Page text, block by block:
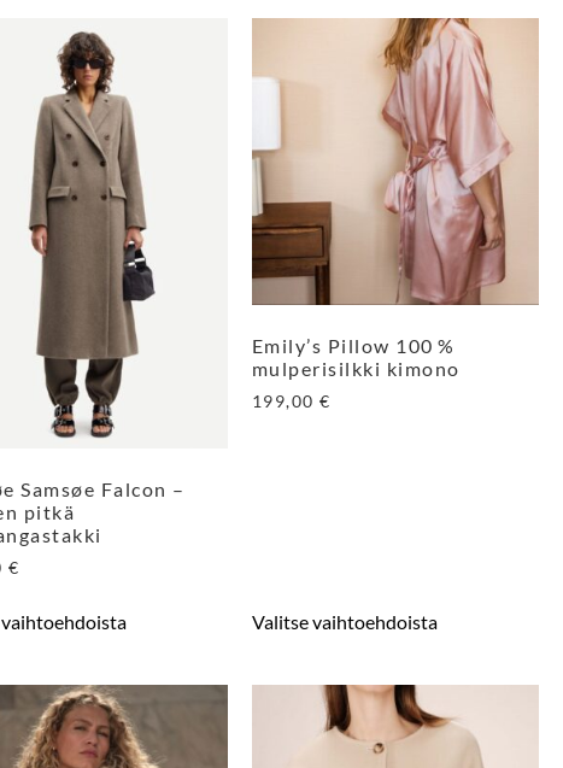
Samsøe Falcon –
pitkä
€
Emily’s Pillow 100 %
mulperisilkki kimono
199,00€
Valitse vaihtoehdoista